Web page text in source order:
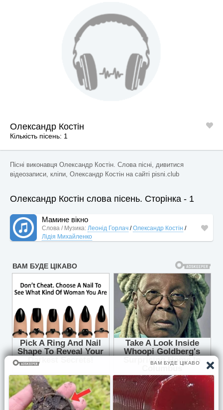
Олександр Костін
Кількість пісень: 1
Пісні виконавця Олександр Костін. Слова пісні, дивитися
відеозаписи, кліпи, Олександр Костін на сайті pisni.club
Олександр Костін слова пісень. Сторінка - 1
Мамине вікно
Слова / Музика: Леонід Горлач /Олександр Костін /
Лідія Михайленко